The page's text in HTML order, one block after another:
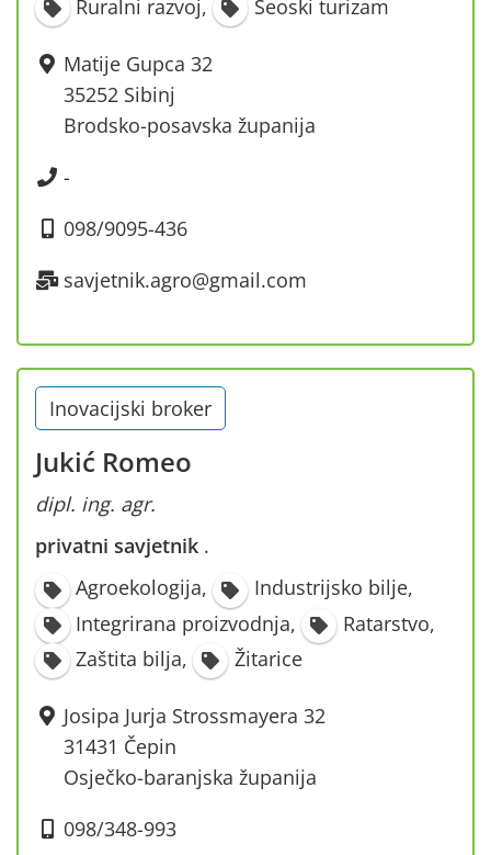
Ruralni razvoj, Seoski turizam
Matije Gupca 32
35252 Sibinj
Brodsko-posavska županija
-
098/9095-436
savjetnik.agro@gmail.com
Inovacijski broker
Jukić Romeo
dipl. ing. agr.
privatni savjetnik ·
Agroekologija, Industrijsko bilje,
Integrirana proizvodnja, Ratarstvo,
Zaštita bilja, Žitarice
Josipa Jurja Strossmayera 32
31431 Čepin
Osječko-baranjska županija
098/348-993